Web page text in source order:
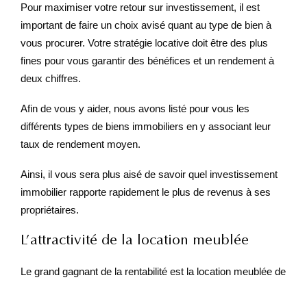
Pour maximiser votre retour sur investissement, il est
important de faire un choix avisé quant au type de bien à
vous procurer. Votre stratégie locative doit être des plus
fines pour vous garantir des bénéfices et un rendement à
deux chiffres.
Afin de vous y aider, nous avons listé pour vous les
différents types de biens immobiliers en y associant leur
taux de rendement moyen.
Ainsi, il vous sera plus aisé de savoir quel investissement
immobilier rapporte rapidement le plus de revenus à ses
propriétaires.
L’attractivité de la location meublée
Le grand gagnant de la rentabilité est la location meublée de